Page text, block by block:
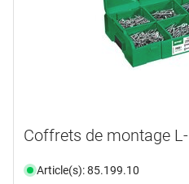
Coffrets de montage
Article(s): 85.199.10